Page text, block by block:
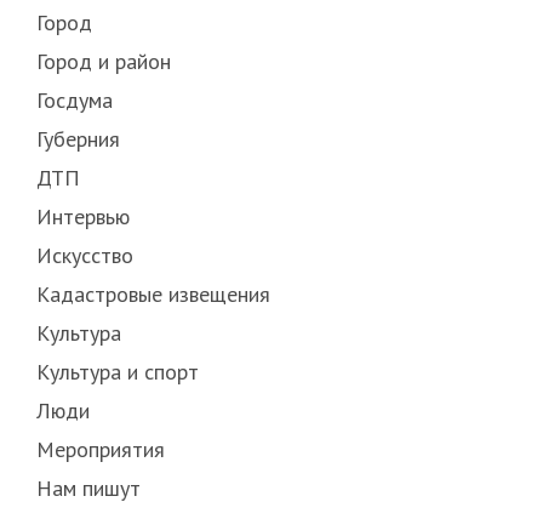
Город
Город и район
Госдума
Губерния
ДТП
Интервью
Искусство
Кадастровые извещения
Культура
Культура и спорт
Люди
Мероприятия
Нам пишут